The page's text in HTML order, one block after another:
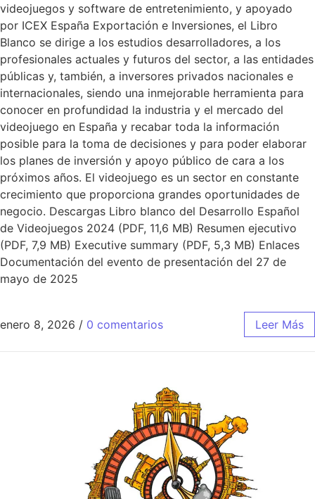
videojuegos y software de entretenimiento, y apoyado
por ICEX España Exportación e Inversiones, el Libro
Blanco se dirige a los estudios desarrolladores, a los
profesionales actuales y futuros del sector, a las entidades
públicas y, también, a inversores privados nacionales e
internacionales, siendo una inmejorable herramienta para
conocer en profundidad la industria y el mercado del
videojuego en España y recabar toda la información
posible para la toma de decisiones y para poder elaborar
los planes de inversión y apoyo público de cara a los
próximos años. El videojuego es un sector en constante
crecimiento que proporciona grandes oportunidades de
negocio. Descargas Libro blanco del Desarrollo Español
de Videojuegos 2024 (PDF, 11,6 MB) Resumen ejecutivo
(PDF, 7,9 MB) Executive summary (PDF, 5,3 MB) Enlaces
Documentación del evento de presentación del 27 de
mayo de 2025
enero 8, 2026 / 0 comentarios Leer Más